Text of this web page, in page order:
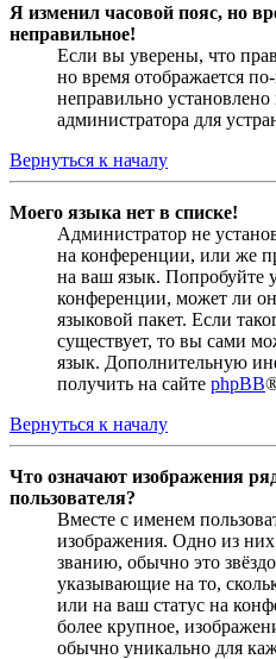
Я изменил часовой пояс, но
неправильное!
Если вы уверены, что
но время отображается
неправильно
администратора для
Вернуться к началу
Моего языка нет в списке!
Администратор не
на конференции, или же
на ваш язык. Попробуйте
конференции, может ли
языковой пакет. Если
существует, то вы сами
язык. Дополнительную
получить на сайте phpBB
Вернуться к началу
Что означают изображения
пользователя?
Вместе с именем
изображения. Одно из
званию, обычно это
указывающие на то,
или на ваш статус на
более крупное,
обычно уникально для